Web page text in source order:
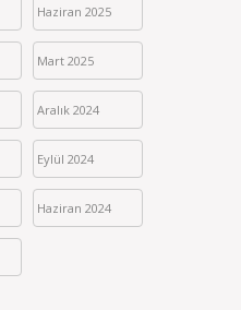
Haziran 2025
Mart 2025
Aralık 2024
Eylül 2024
Haziran 2024